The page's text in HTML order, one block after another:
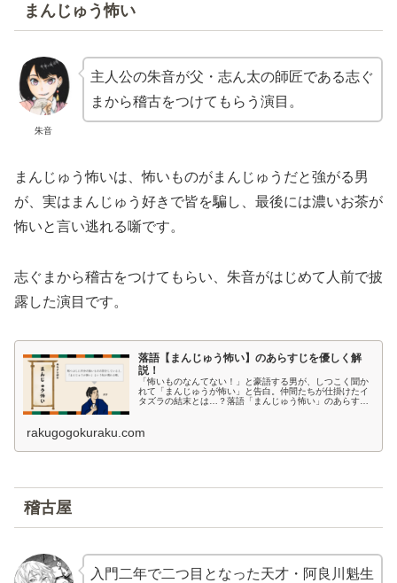
まんじゅう怖い
朱音
主人公の朱音が父・志ん太の師匠である志ぐ
まから稽古をつけてもらう演目。
まんじゅう怖いは、怖いものがまんじゅうだと強がる男
が、実はまんじゅう好きで皆を騙し、最後には濃いお茶が
怖いと言い逃れる噺です。
志ぐまから稽古をつけてもらい、朱音がはじめて人前で披
露した演目です。
落語【まんじゅう怖い】のあらすじを優しく解
説！
「怖いものなんてない！」と豪語する男が、しつこく聞か
れて「まんじゅうが怖い」と告白。仲間たちが仕掛けたイ
タズラの結末とは…？落語「まんじゅう怖い」のあらすじ
rakugogokuraku.com
稽古屋
入門二年で二つ目となった天才・阿良川魁生